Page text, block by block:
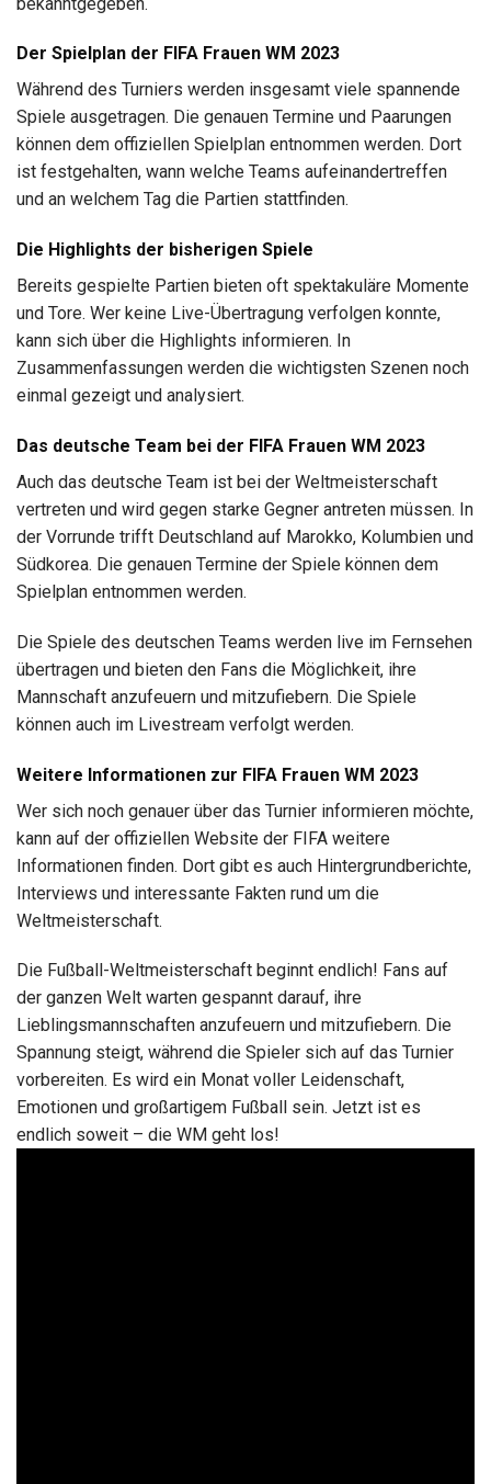
Der Spielplan der FIFA Frauen WM 2023
Während des Turniers werden insgesamt viele spannende
Spiele ausgetragen. Die genauen Termine und Paarungen
können dem offiziellen Spielplan entnommen werden. Dort
ist festgehalten, wann welche Teams aufeinandertreffen
und an welchem Tag die Partien stattfinden.
Die Highlights der bisherigen Spiele
Bereits gespielte Partien bieten oft spektakuläre Momente
und Tore. Wer keine Live-Übertragung verfolgen konnte,
kann sich über die Highlights informieren. In
Zusammenfassungen werden die wichtigsten Szenen noch
einmal gezeigt und analysiert.
Das deutsche Team bei der FIFA Frauen WM 2023
Auch das deutsche Team ist bei der Weltmeisterschaft
vertreten und wird gegen starke Gegner antreten müssen. In
der Vorrunde trifft Deutschland auf Marokko, Kolumbien und
Südkorea. Die genauen Termine der Spiele können dem
Spielplan entnommen werden.
Die Spiele des deutschen Teams werden live im Fernsehen
übertragen und bieten den Fans die Möglichkeit, ihre
Mannschaft anzufeuern und mitzufiebern. Die Spiele
können auch im Livestream verfolgt werden.
Weitere Informationen zur FIFA Frauen WM 2023
Wer sich noch genauer über das Turnier informieren möchte,
kann auf der offiziellen Website der FIFA weitere
Informationen finden. Dort gibt es auch Hintergrundberichte,
Interviews und interessante Fakten rund um die
Weltmeisterschaft.
Die Fußball-Weltmeisterschaft beginnt endlich! Fans auf
der ganzen Welt warten gespannt darauf, ihre
Lieblingsmannschaften anzufeuern und mitzufiebern. Die
Spannung steigt, während die Spieler sich auf das Turnier
vorbereiten. Es wird ein Monat voller Leidenschaft,
Emotionen und großartigem Fußball sein. Jetzt ist es
endlich soweit – die WM geht los!